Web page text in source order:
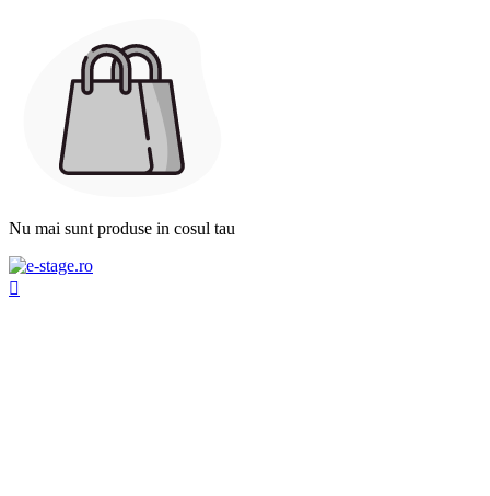
Nu mai sunt produse in cosul tau
